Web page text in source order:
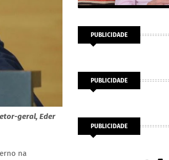
geral, Eder
na
PUBLICIDADE
PUBLICIDADE
PUBLICIDADE